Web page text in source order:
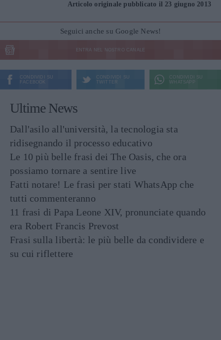
Articolo originale pubblicato il 23 giugno 2013
Seguici anche su Google News!
ENTRA NEL NOSTRO CANALE
CONDIVIDI SU
FACEBOOK
CONDIVIDI SU
TWITTER
CONDIVIDI SU
WHATSAPP
Ultime News
Dall'asilo all'università, la tecnologia sta
ridisegnando il processo educativo
Le 10 più belle frasi dei The Oasis, che ora
possiamo tornare a sentire live
Fatti notare! Le frasi per stati WhatsApp che
tutti commenteranno
11 frasi di Papa Leone XIV, pronunciate quando
era Robert Francis Prevost
Frasi sulla libertà: le più belle da condividere e
su cui riflettere